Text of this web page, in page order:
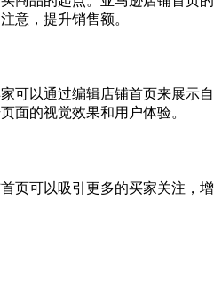
意，提升销售额。
以通过编辑店铺首页来展示
面的视觉效果和用户体验。
页可以吸引更多的买家关注，